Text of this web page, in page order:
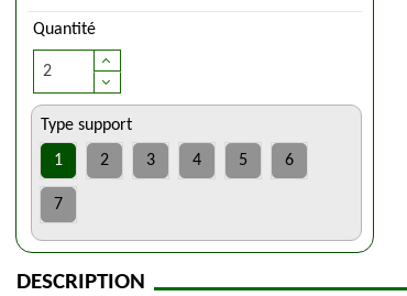
Quantité
Type support
1 2 3 4 5 6
7
DESCRIPTION